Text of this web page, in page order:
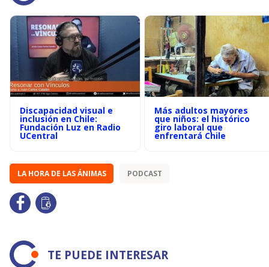
Discapacidad visual e
inclusión en Chile:
Fundación Luz en Radio
UCentral
Más adultos mayores
que niños: el histórico
giro laboral que
enfrentará Chile
LA HORA DE LAS ÁNIMAS PODCAST
TE PUEDE INTERESAR